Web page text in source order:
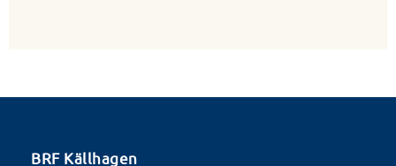
BRF Källhagen